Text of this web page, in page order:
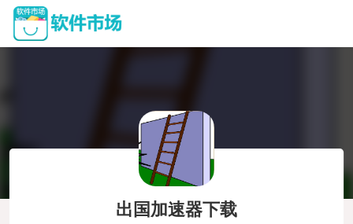
出国加速器下载